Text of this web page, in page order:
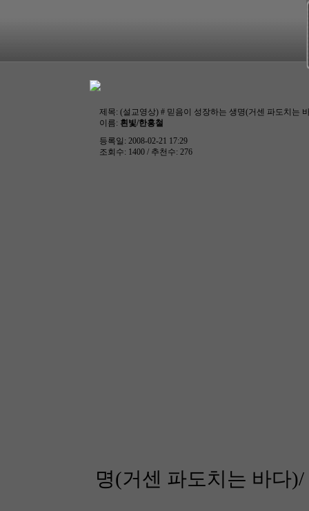
제목: (설교영상) # 믿음이 성장하는 생명(거센 파도치는
이름: 흰빛/한홍철
등록일: 2008-02-21 17:29
조회수: 1400 / 추천수: 276
명(거센 파도치는 바다